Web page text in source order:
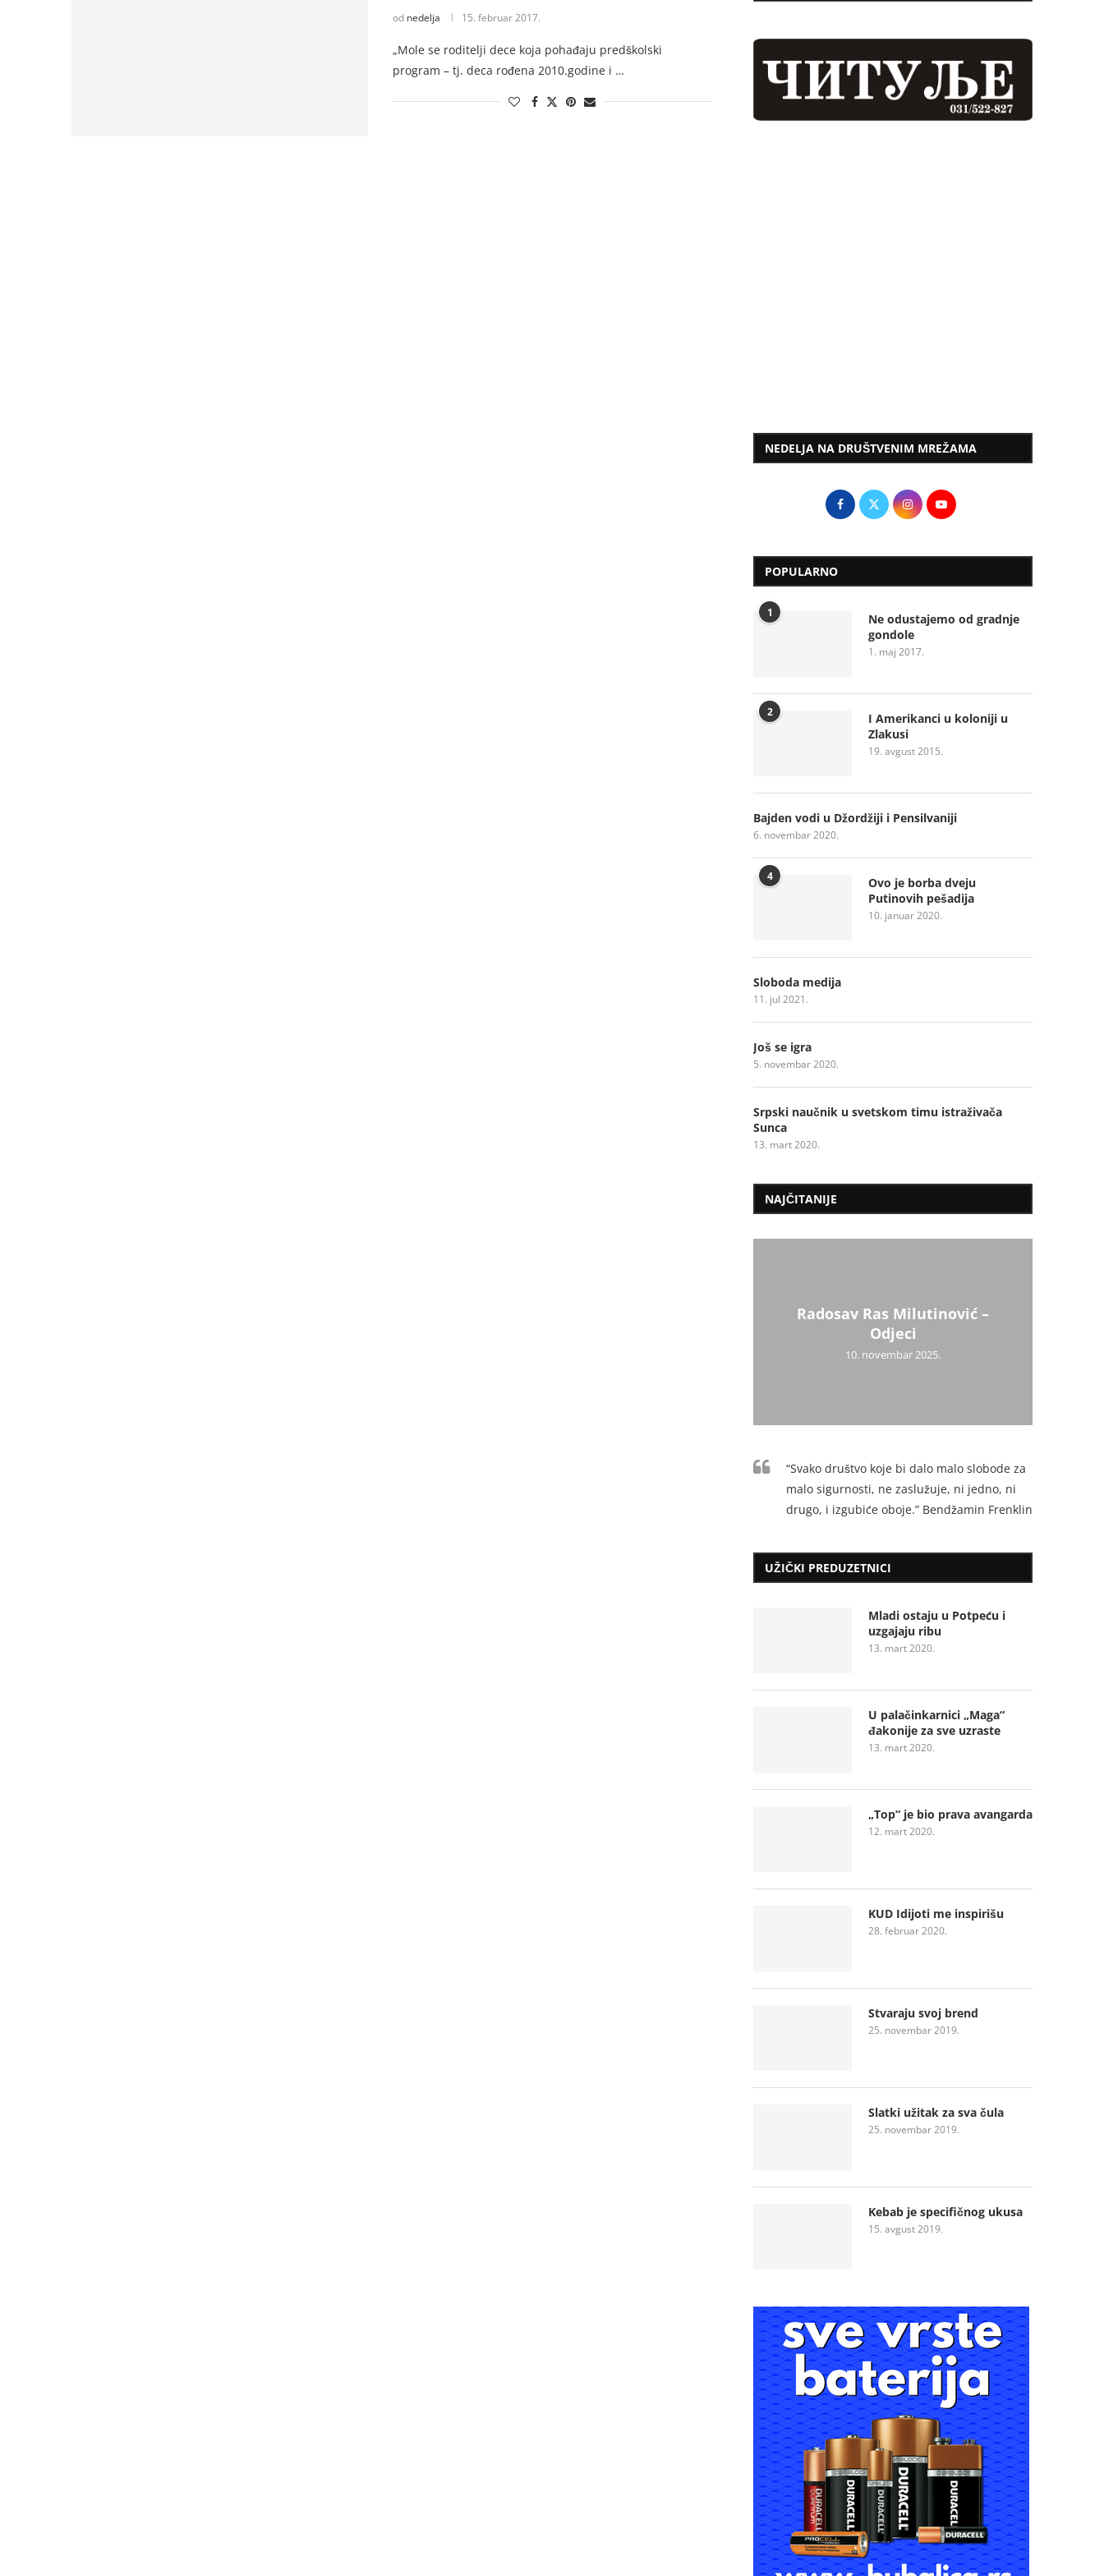
od nedelja 15. februar 2017.
„Mole se roditelji dece koja pohađaju predškolski
program – tj. deca rođena 2010.godine i …
NEDELJA NA DRUŠTVENIM MREŽAMA
POPULARNO
1
Ne odustajemo od gradnje
gondole
1. maj 2017.
2
I Amerikanci u koloniji u
Zlakusi
19. avgust 2015.
Bajden vodi u Džordžiji i Pensilvaniji
6. novembar 2020.
4
Ovo je borba dveju
Putinovih pešadija
10. januar 2020.
Sloboda medija
11. jul 2021.
Još se igra
5. novembar 2020.
Srpski naučnik u svetskom timu istraživača
Sunca
13. mart 2020.
NAJČITANIJE
Radosav Ras Milutinović –
Odjeci
10. novembar 2025.
“Svako društvo koje bi dalo malo slobode za
malo sigurnosti, ne zaslužuje, ni jedno, ni
drugo, i izgubiće oboje.” Bendžamin Frenklin
UŽIČKI PREDUZETNICI
Mladi ostaju u Potpeću i
uzgajaju ribu
13. mart 2020.
U palačinkarnici „Maga“
đakonije za sve uzraste
13. mart 2020.
„Top“ je bio prava avangarda
12. mart 2020.
KUD Idijoti me inspirišu
28. februar 2020.
Stvaraju svoj brend
25. novembar 2019.
Slatki užitak za sva čula
25. novembar 2019.
Kebab je specifičnog ukusa
15. avgust 2019.